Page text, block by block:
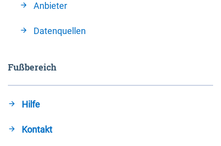
Anbieter
Datenquellen
Fußbereich
Hilfe
Kontakt